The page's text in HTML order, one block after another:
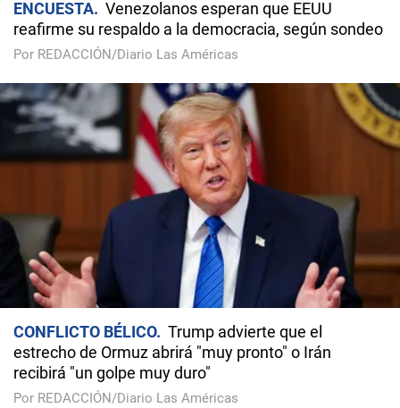
ENCUESTA
Venezolanos esperan que EEUU
reafirme su respaldo a la democracia, según sondeo
Por REDACCIÓN/Diario Las Américas
CONFLICTO BÉLICO
Trump advierte que el
estrecho de Ormuz abrirá "muy pronto" o Irán
recibirá "un golpe muy duro"
Por REDACCIÓN/Diario Las Américas